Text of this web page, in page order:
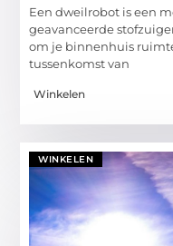
Een dweilrobot is een
geavanceerde
om je binnenhuis
tussenkomst van
Winkelen
WINKELEN